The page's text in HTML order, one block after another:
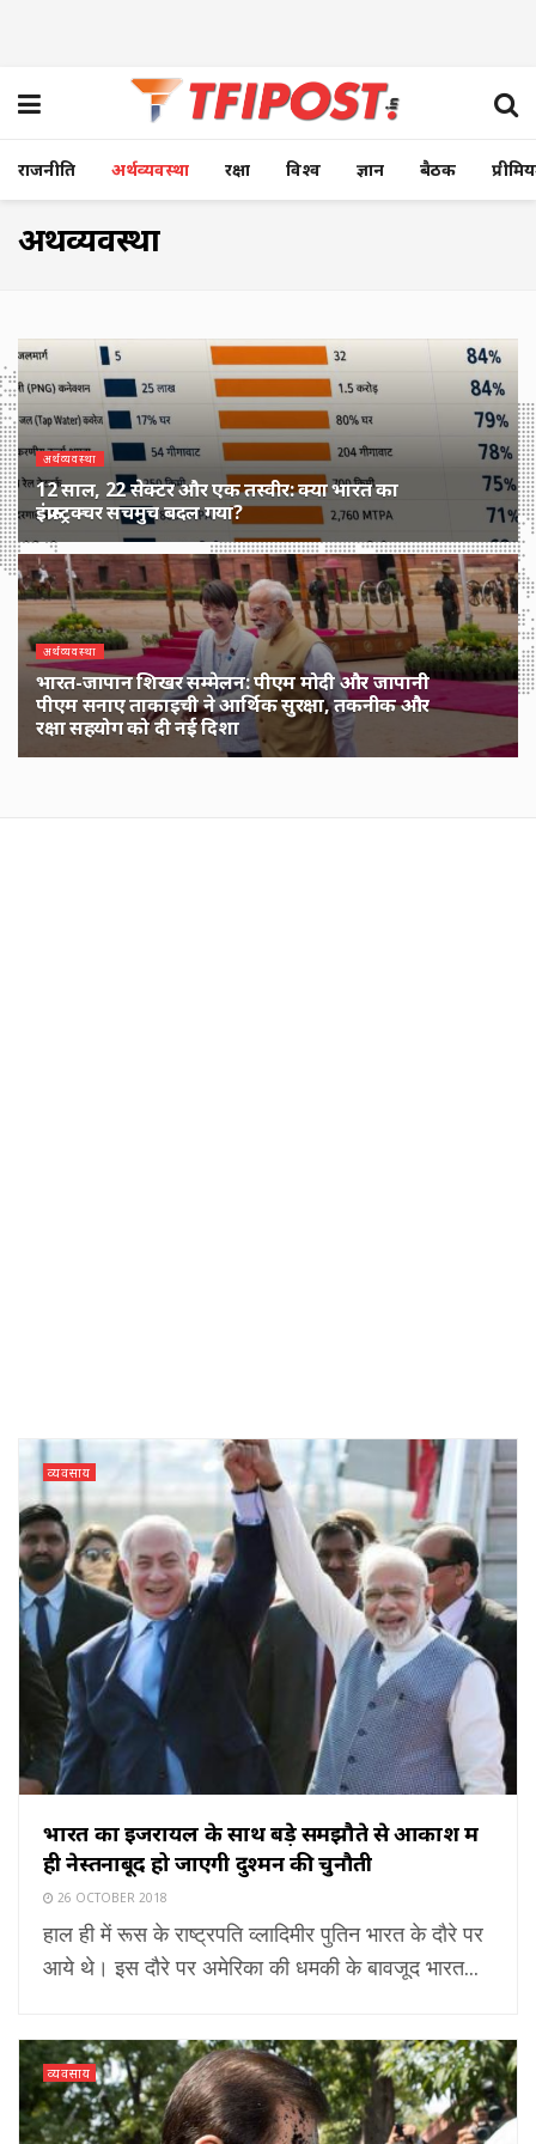
राजनीति अर्थव्यवस्था रक्षा विश्व ज्ञान बैठक
अर्थव्यवस्था
अर्थव्यवस्था
12 साल, 22 सेक्टर और एक तस्वीर: क्या भारत का
इंफ्रास्ट्रक्चर सचमुच बदल गया?
1 DAY पहले
अर्थव्यवस्था
भारत-जापान शिखर सम्मेलन: पीएम मोदी और जापानी
पीएम सनाए ताकाइची ने आर्थिक सुरक्षा, तकनीक और
रक्षा सहयोग को दी नई दिशा
व्यवसाय
भारत का इजरायल के साथ बड़े समझौते से आकाश में
ही नेस्तनाबूद हो जाएगी दुश्मन की चुनौती
26 OCTOBER 2018
हाल ही में रूस के राष्ट्रपति व्लादिमीर पुतिन भारत के दौरे पर
आये थे। इस दौरे पर अमेरिका की धमकी के बावजूद भारत...
व्यवसाय